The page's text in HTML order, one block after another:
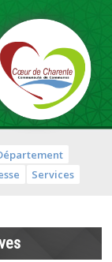
Services